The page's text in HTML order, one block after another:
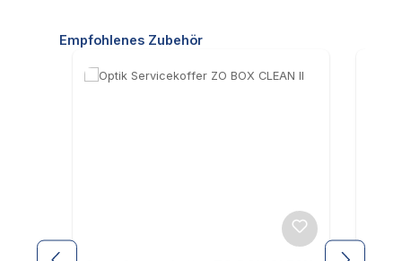
Produktgalerie überspringen
Empfohlenes Zubehör